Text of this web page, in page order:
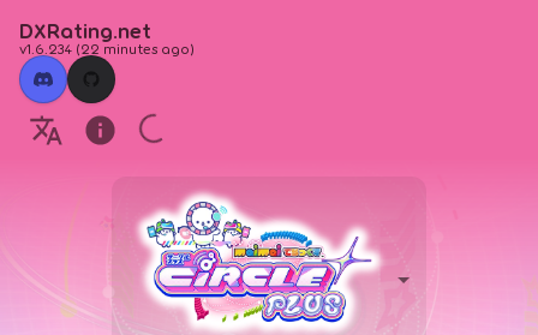
DXRating.net
v1.6.234 (22 minutes ago)